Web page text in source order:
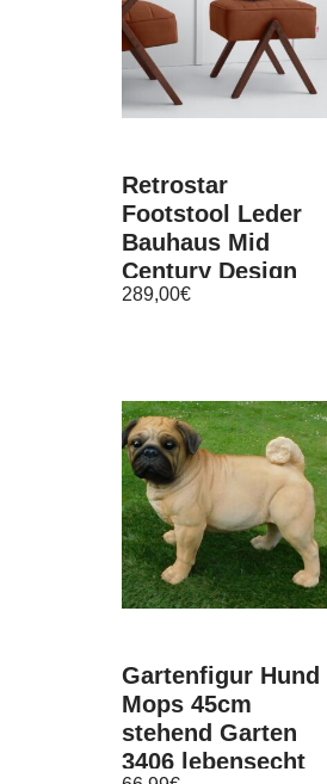
Retrostar
Footstool Leder
Bauhaus Mid
Century Design
289,00€
Gartenfigur Hund
Mops 45cm
stehend Garten
3406 lebensecht